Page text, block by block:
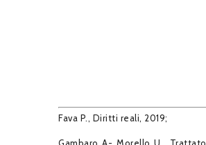
Fava P., Diritti reali, 2019;